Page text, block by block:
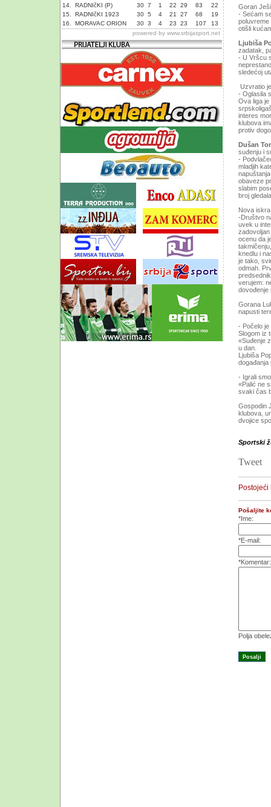
14.
RADNIčKI (P) 30 7 1 22 29 83
22
15.
RADNIčKI 1923 30 5 4 21 27 68
19
16.
MORAVAC ORION 30 3 4 23 23 107
13
powered by www.srbijasport.net
Goran
- Sećam
poluvreme
otišli
Ljubiša
zadatak,
- U Vršcu
sledećoj
Uzvratio
- Oglasila
Ova liga je
interes
klubova
protiv
Dušan
suđenju i
-
mladjih
obaveze
slabim
broj
Nova
-Društvo
uvek u
ocenu da
knedlu i
je tako,
odmah.
verujem:
dovođenje
Gorana
napusti
- Počelo
Slogom iz
«Suđenje
u dan.
Ljubiša
događanja
- Igrali
«Palić ne
svaki čas
Gospodin
klubova,
dvojice
Sportski
Tweet
Postojeći
Pošaljite
*Ime:
*E-mail:
*Komentar:
Polja